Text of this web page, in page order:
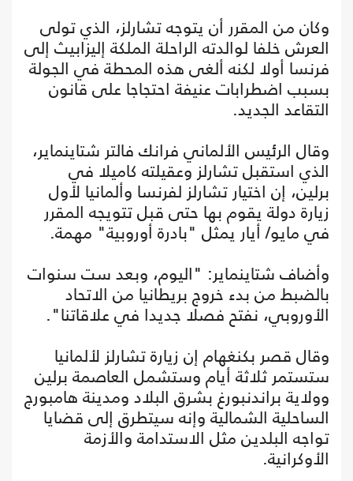
وكان من المقرر أن يتوجه تشارلز، الذي تولى
العرش خلفا لوالدته الراحلة الملكة إليزابيث إلى
فرنسا أولا لكنه ألغى هذه المحطة في الجولة
بسبب اضطرابات عنيفة احتجاجا على قانون
التقاعد الجديد.
وقال الرئيس الألماني فرانك فالتر شتاينماير،
الذي استقبل تشارلز وعقيلته كاميلا في
برلين، إن اختيار تشارلز لفرنسا وألمانيا لأول
زيارة دولة يقوم بها حتى قبل تتويجه المقرر
في مايو/ أيار يمثل "بادرة أوروبية" مهمة.
وأضاف شتاينماير: "اليوم، وبعد ست سنوات
بالضبط من بدء خروج بريطانيا من الاتحاد
الأوروبي، نفتح فصلا جديدا في علاقاتنا".
وقال قصر بكنغهام إن زيارة تشارلز لألمانيا
ستستمر ثلاثة أيام وستشمل العاصمة برلين
وولاية براندنبورغ بشرق البلاد ومدينة هامبورج
الساحلية الشمالية وإنه سيتطرق إلى قضايا
تواجه البلدين مثل الاستدامة والأزمة
الأوكرانية.